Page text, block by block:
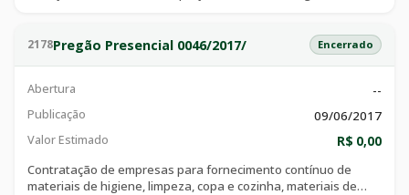
catalão go.
2178Pregão Presencial 0046/2017/ Encerrado
Abertura --
Publicação 09/06/2017
Valor Estimado
R$ 0,00
Contratação de empresas para fornecimento contínuo de
materiais de higiene, limpeza, copa e cozinha, materiais de